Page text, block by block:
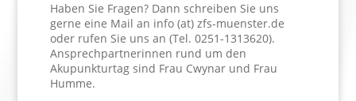
Haben Sie Fragen? Dann schreiben Sie uns
gerne eine Mail an info (at) zfs-muenster.de
oder rufen Sie uns an (Tel. 0251-1313620).
Ansprechpartnerinnen rund um den
Akupunkturtag sind Frau Cwynar und Frau
Humme.